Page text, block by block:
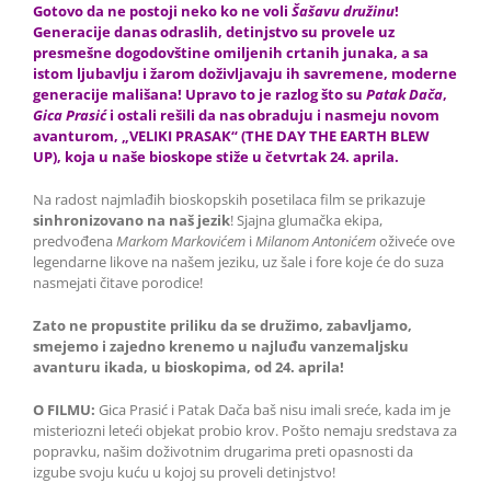
Gotovo da ne postoji neko ko ne voli Šašavu družinu!
Generacije danas odraslih, detinjstvo su provele uz
presmešne dogodovštine omiljenih crtanih junaka, a sa
istom ljubavlju i žarom doživljavaju ih savremene, moderne
generacije mališana! Upravo to je razlog što su Patak Dača,
Gica Prasići ostali rešili da nas obraduju i nasmeju novom
avanturom, „VELIKI PRASAK“ (THE DAY THE EARTH BLEW
UP), koja u naše bioskope stiže u četvrtak 24. aprila.
Na radost najmlađih bioskopskih posetilaca film se prikazuje
sinhronizovano na naš jezik! Sjajna glumačka ekipa,
predvođena Markom Markovićem iMilanom Antonićemoživeće ove
legendarne likove na našem jeziku, uz šale i fore koje će do suza
nasmejati čitave porodice!
Zato ne propustite priliku da se družimo, zabavljamo,
smejemo i zajedno krenemo u najluđu vanzemaljsku
avanturu ikada, u bioskopima, od 24. aprila!
O FILMU: Gica Prasić i Patak Dača baš nisu imali sreće, kada im je
misteriozni leteći objekat probio krov. Pošto nemaju sredstava za
popravku, našim doživotnim drugarima preti opasnosti da
izgube svoju kuću u kojoj su proveli detinjstvo!